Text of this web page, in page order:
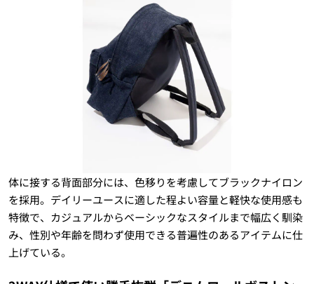
体に接する背面部分には、色移りを考慮してブラックナイロン
を採用。デイリーユースに適した程よい容量と軽快な使用感も
特徴で、カジュアルからベーシックなスタイルまで幅広く馴染
み、性別や年齢を問わず使用できる普遍性のあるアイテムに仕
上げている。